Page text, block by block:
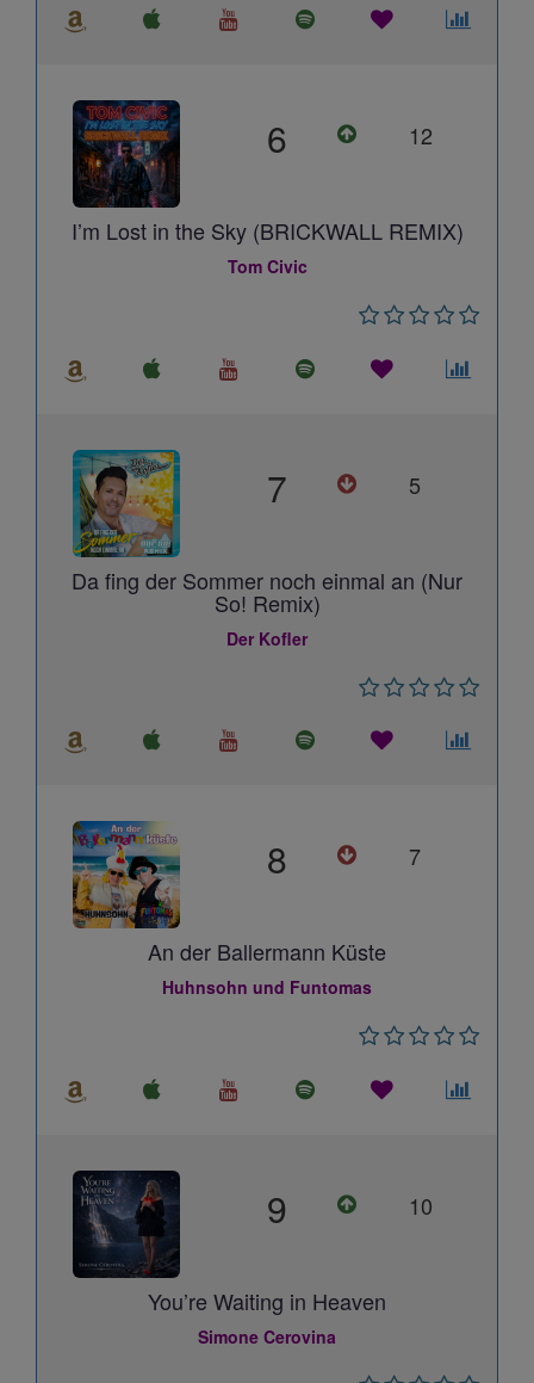
6 12
I’m Lost in the Sky (BRICKWALL REMIX)
Tom Civic
7 5
Da fing der Sommer noch einmal an (Nur
So! Remix)
Der Kofler
8 7
An der Ballermann Küste
Huhnsohn und Funtomas
9 10
You’re Waiting in Heaven
Simone Cerovina